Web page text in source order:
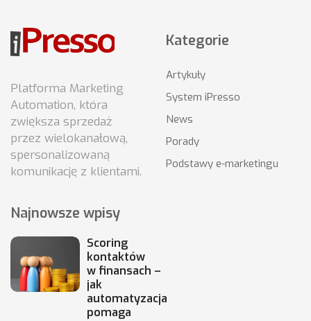
Platforma Marketing
Automation, która
zwiększa sprzedaż
przez wielokanałową,
spersonalizowaną
komunikację z klientami.
Kategorie
Artykuły
System iPresso
News
Porady
Podstawy e-marketingu
Najnowsze wpisy
Scoring
kontaktów
w finansach –
jak
automatyzacja
pomaga